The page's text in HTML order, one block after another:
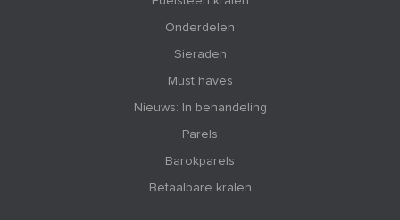
Onderdelen
Sieraden
Must haves
Nieuws: In behandeling
Parels
Barokparels
Betaalbare kralen